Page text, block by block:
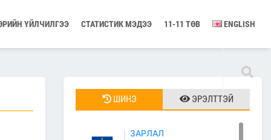
ҮЙЛЧИЛГЭЭ СТАТИСТИК МЭДЭЭ 11-11 ТӨВ ENGLISH
ШИНЭ ЭРЭЛТТЭЙ
ЗАРЛАЛ